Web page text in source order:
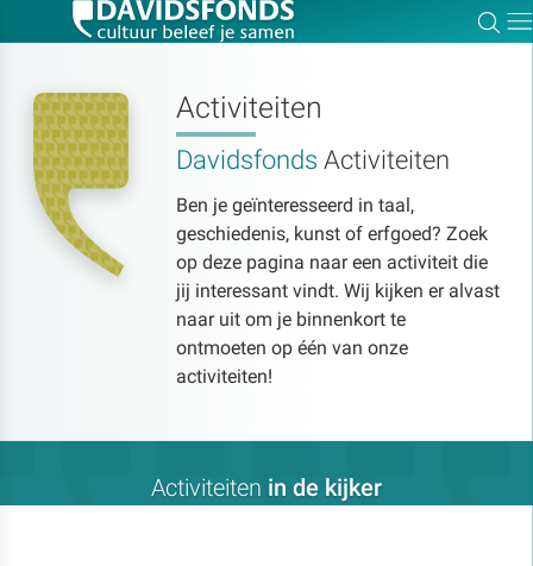
Activiteiten
Davidsfonds Activiteiten
Ben je geïnteresseerd in taal,
geschiedenis, kunst of erfgoed? Zoek
op deze pagina naar een activiteit die
jij interessant vindt. Wij kijken er alvast
naar uit om je binnenkort te
ontmoeten op één van onze
activiteiten!
Activiteiten in de kijker
Zoek:
Zoeken